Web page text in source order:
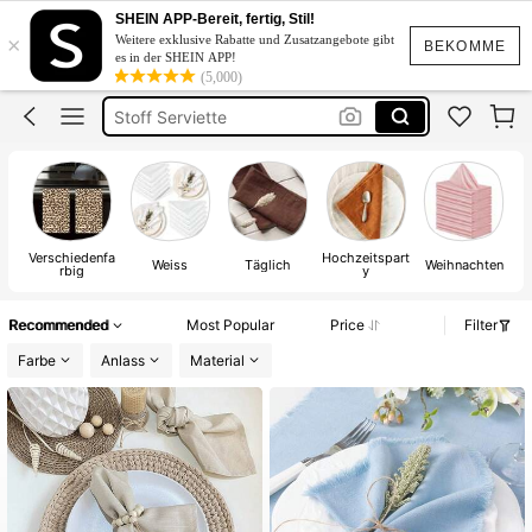
BEKOMME
×
SHEIN APP-Bereit, fertig, Stil!
Weitere exklusive Rabatte und Zusatzangebote gibt
es in der SHEIN APP!
(5,000)
Servietten
Stoffservietten
Stoff Serviette
Geschirrhandtücher
Servietten
Verschiedenfa
rbig Weiss Täglich Hochzeitspart
y Weihnachten
Recommended Most Popular Price
Filter
Farbe
Anlass Material